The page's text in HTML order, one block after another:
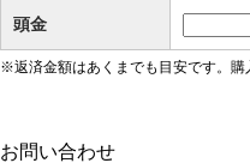
頭金
※返済金額はあくまでも目安です。購
お問い合わせ